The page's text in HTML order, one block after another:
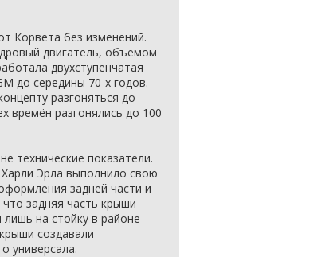
Корвета без изменений.
двигатель, объёмом
двухступенчатая
до середины 70-х годов.
разгоняться до
времён разгонялись до 100
технические показатели.
Эрла выполнило свою
задней части и
задняя часть крыши
на стойку в районе
создавали
универсала.